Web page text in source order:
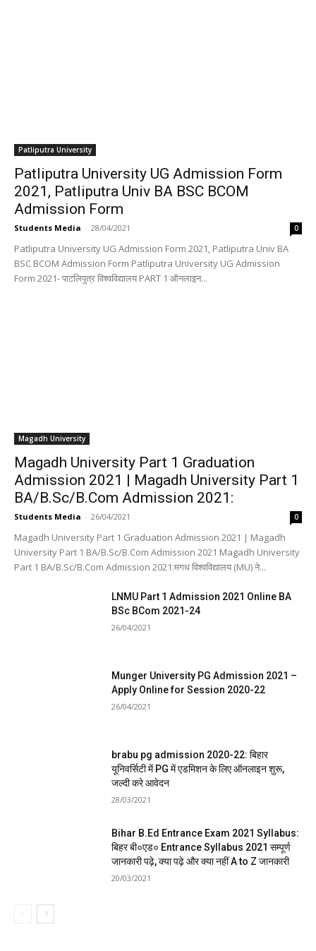
Patliputra University
Patliputra University UG Admission Form
2021, Patliputra Univ BA BSC BCOM
Admission Form
Students Media - 28/04/2021 0
Patliputra University UG Admission Form 2021, Patliputra Univ BA
BSC BCOM Admission Form Patliputra University UG Admission
Form 2021- पाटलिपुत्र विश्वविद्यालय PART 1 ऑनलाइन...
Magadh University
Magadh University Part 1 Graduation
Admission 2021 | Magadh University Part 1
BA/B.Sc/B.Com Admission 2021:
Students Media - 26/04/2021 0
Magadh University Part 1 Graduation Admission 2021 | Magadh
University Part 1 BA/B.Sc/B.Com Admission 2021 Magadh University
Part 1 BA/B.Sc/B.Com Admission 2021:मगध विश्वविद्यालय (MU) ने...
LNMU Part 1 Admission 2021 Online BA
BSc BCom 2021-24
26/04/2021
Munger University PG Admission 2021 –
Apply Online for Session 2020-22
26/04/2021
brabu pg admission 2020-22: बिहार
यूनिवर्सिटी में PG में एडमिशन के लिए ऑनलाइन शुरू,
जल्दी करे आवेदन
28/03/2021
Bihar B.Ed Entrance Exam 2021 Syllabus:
बिहर बी०एड० Entrance Syllabus 2021 सम्पूर्ण
जानकारी पढ़े, क्या पढ़े और क्या नहीं A to Z जानकारी
20/03/2021